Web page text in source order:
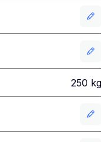
250 kg